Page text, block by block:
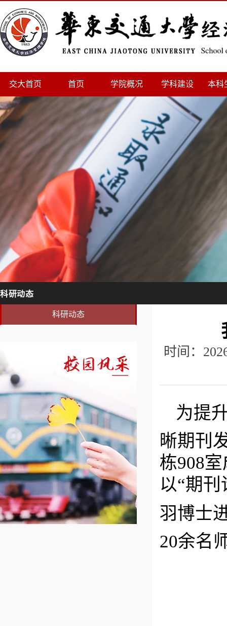
交大首页 首页 学院概况 学科建设 本科
科研动态
科研动态
时间：
为提
晰期刊
栋908
以“期
羽博士
20余名